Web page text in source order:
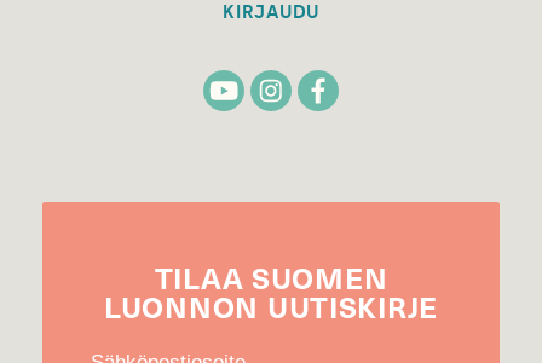
KIRJAUDU
TILAA SUOMEN
LUONNON UUTIS­KIRJE